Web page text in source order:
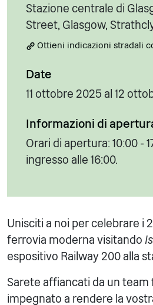
Stazione centrale di
Street, Glasgow,
Ottieni indicazioni stradali
Date
11 ottobre 2025 al 12
Informazioni di
Orari di apertura: 10:00 -
ingresso alle 16:00.
Unisciti a noi per celebrare i
ferrovia moderna visitando
espositivo Railway 200 alla
Sarete affiancati da un team
impegnato a rendere la